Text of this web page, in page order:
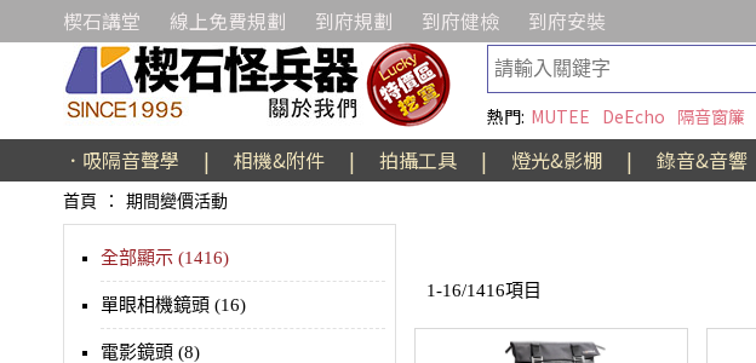
楔石講堂 線上免費規劃 到府規劃 到府健檢 到府安裝
熱門: MUTEE DeEcho 隔音窗簾
．吸隔音聲學 | 相機&附件 | 拍攝工具 | 燈光&影棚 | 錄音&音響
首頁 ： 期間變價活動
全部顯示 (1416)
單眼相機鏡頭 (16)
電影鏡頭 (8)
1-16/1416項目